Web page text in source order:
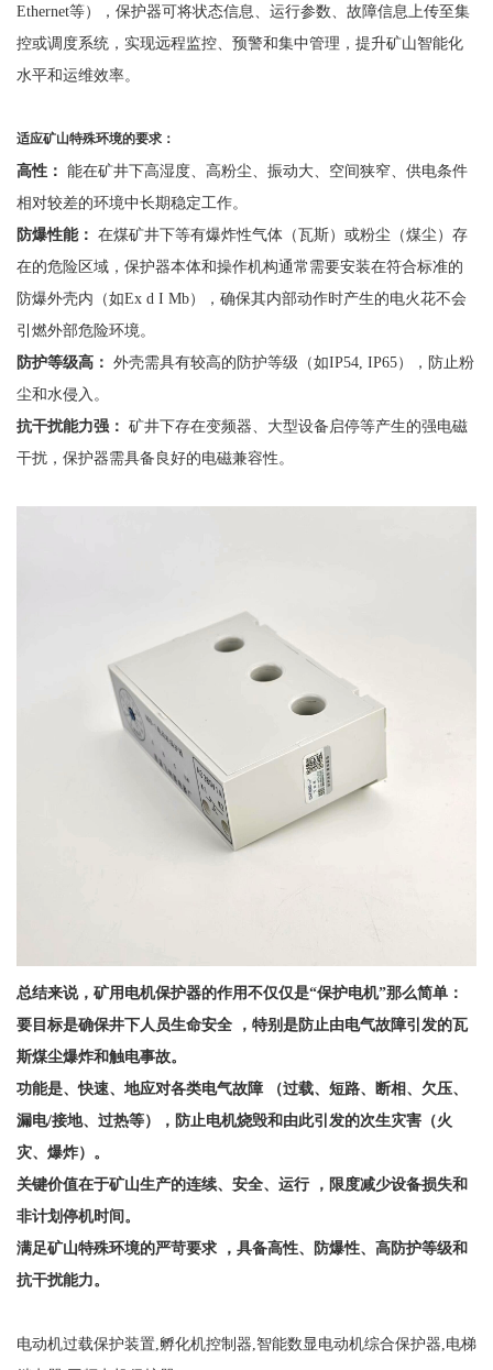
Ethernet等），保护器可将状态信息、运行参数、故障信息上传至集
控或调度系统，实现远程监控、预警和集中管理，提升矿山智能化
水平和运维效率。
适应矿山特殊环境的要求：
高性： 能在矿井下高湿度、高粉尘、振动大、空间狭窄、供电条件
相对较差的环境中长期稳定工作。
防爆性能： 在煤矿井下等有爆炸性气体（瓦斯）或粉尘（煤尘）存
在的危险区域，保护器本体和操作机构通常需要安装在符合标准的
防爆外壳内（如Ex d I Mb），确保其内部动作时产生的电火花不会
引燃外部危险环境。
防护等级高： 外壳需具有较高的防护等级（如IP54, IP65），防止粉
尘和水侵入。
抗干扰能力强： 矿井下存在变频器、大型设备启停等产生的强电磁
干扰，保护器需具备良好的电磁兼容性。
总结来说，矿用电机保护器的作用不仅仅是“保护电机”那么简单：
要目标是确保井下人员生命安全
，特别是防止由电气故障引发的瓦
斯煤尘爆炸和触电事故。
功能是、快速、地应对各类电气故障
（过载、短路、断相、欠压、
漏电/接地、过热等），防止电机烧毁和由此引发的次生灾害（火
灾、爆炸）。
关键价值在于矿山生产的连续、安全、运行
，限度减少设备损失和
非计划停机时间。
满足矿山特殊环境的严苛要求
，具备高性、防爆性、高防护等级和
抗干扰能力。
电动机过载保护装置,孵化机控制器,智能数显电动机综合保护器,电梯